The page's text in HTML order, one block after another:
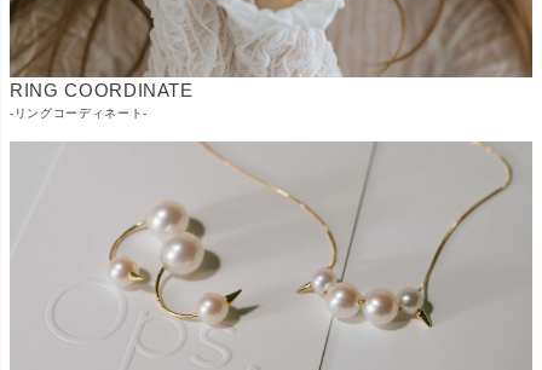
RING COORDINATE
-リングコーディネート-